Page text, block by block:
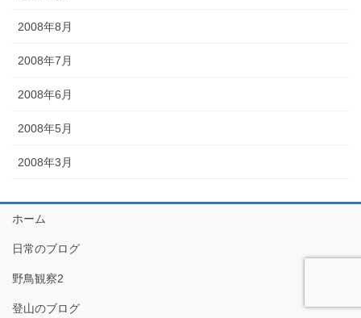
2008年8月
2008年7月
2008年6月
2008年5月
2008年3月
ホーム
日常のブログ
野鳥観察2
登山のブログ